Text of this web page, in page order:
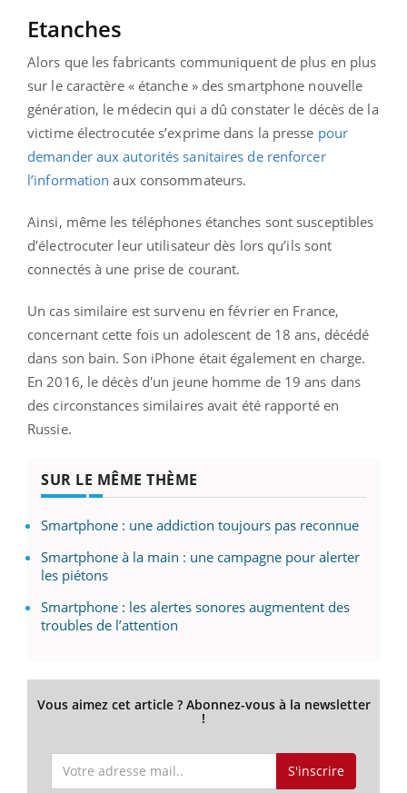
Etanches
Alors que les fabricants communiquent de plus en plus
sur le caractère « étanche » des smartphone nouvelle
génération, le médecin qui a dû constater le décès de la
victime électrocutée s’exprime dans la presse pour
demander aux autorités sanitaires de renforcer
l’information aux consommateurs.
Ainsi, même les téléphones étanches sont susceptibles
d’électrocuter leur utilisateur dès lors qu’ils sont
connectés à une prise de courant.
Un cas similaire est survenu en février en France,
concernant cette fois un adolescent de 18 ans, décédé
dans son bain. Son iPhone était également en charge.
En 2016, le décès d'un jeune homme de 19 ans dans
des circonstances similaires avait été rapporté en
Russie.
SUR LE MÊME THÈME
Smartphone : une addiction toujours pas reconnue
Smartphone à la main : une campagne pour alerter
les piétons
Smartphone : les alertes sonores augmentent des
troubles de l’attention
Vous aimez cet article ? Abonnez-vous à la newsletter
!
S'inscrire